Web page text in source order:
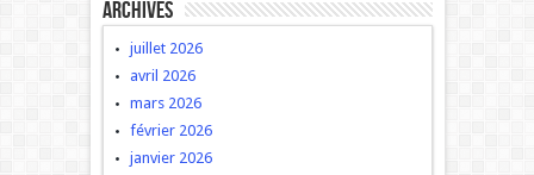
Archives
juillet 2026
avril 2026
mars 2026
février 2026
janvier 2026